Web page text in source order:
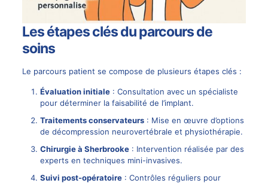
Les étapes clés du parcours de
soins
Le parcours patient se compose de plusieurs étapes clés :
Évaluation initiale: Consultation avec un spécialiste
pour déterminer la faisabilité de l’implant.
Traitements conservateurs: Mise en œuvre d’options
de décompression neurovertébrale et physiothérapie.
Chirurgieà Sherbrooke: Intervention réalisée par des
experts en techniques mini-invasives.
Suivi post-opératoire: Contrôles réguliers pour